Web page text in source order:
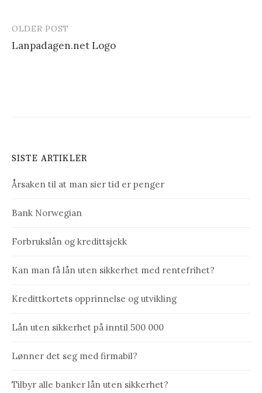
Post
navigation
OLDER POST
Lanpadagen.net Logo
SISTE ARTIKLER
Årsaken til at man sier tid er penger
Bank Norwegian
Forbrukslån og kredittsjekk
Kan man få lån uten sikkerhet med rentefrihet?
Kredittkortets opprinnelse og utvikling
Lån uten sikkerhet på inntil 500 000
Lønner det seg med firmabil?
Tilbyr alle banker lån uten sikkerhet?